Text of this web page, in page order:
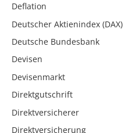
Deflation
Deutscher Aktienindex (DAX)
Deutsche Bundesbank
Devisen
Devisenmarkt
Direktgutschrift
Direktversicherer
Direktversicherung